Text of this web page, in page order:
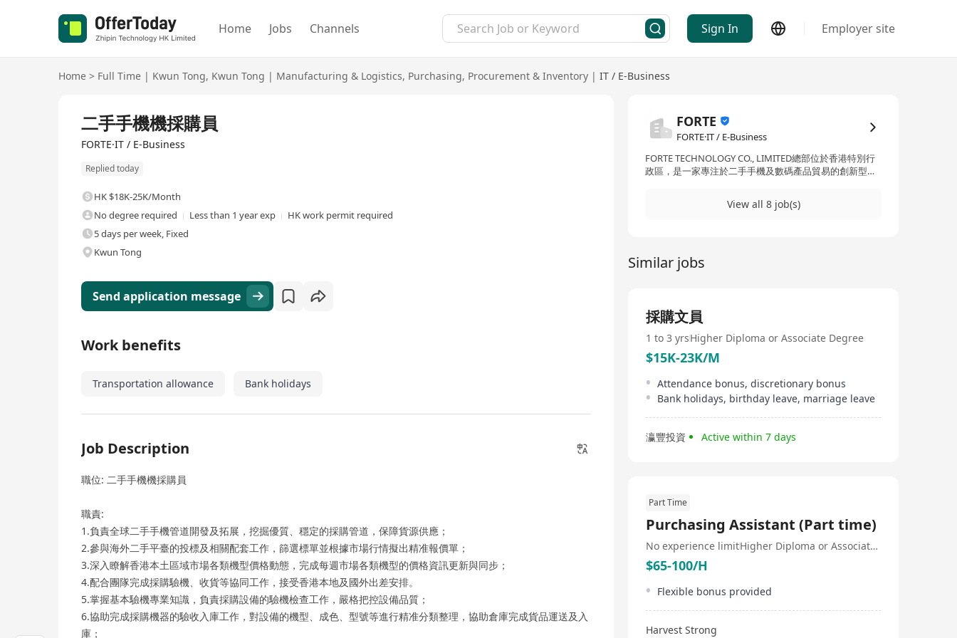
Home Jobs Channels Sign In Employer site
Home > Full Time | Kwun Tong, Kwun Tong | Manufacturing & Logistics, Purchasing, Procurement & Inventory | IT / E-Business
二手手機機採購員
FORTE·IT / E-Business
Replied today
HK $18K-25K/Month
No degree required
Less than 1 year exp
HK work permit required
5 days per week, Fixed
Kwun Tong
Send application message
Work benefits
Transportation allowance Bank holidays
Job Description
職位: 二手手機機採購員
職責:
1.負責全球二手手機管道開發及拓展，挖掘優質、穩定的採購管道，保障貨源供應；
2.參與海外二手平臺的投標及相關配套工作，篩選標單並根據市場行情擬出精准報價單；
3.深入瞭解香港本土區域市場各類機型價格動態，完成每週市場各類機型的價格資訊更新與同步；
4.配合團隊完成採購驗機、收貨等協同工作，接受香港本地及國外出差安排。
5.掌握基本驗機專業知識，負責採購設備的驗機檢查工作，嚴格把控設備品質；
6.協助完成採購機器的驗收入庫工作，對設備的機型、成色、型號等進行精准分類整理，協助倉庫完成貨品運送及入
庫；
FORTE
FORTE·IT / E-Business
FORTE TECHNOLOGY CO., LIMITED總部位於香港特別行
政區，是一家專注於二手手機及數碼產品貿易的創新型企
比的翻新手機、配件及智慧設備，同時為合作夥伴打造高
造經濟價值。我們以透明化的價格體系、穩定的貨源供應
和高效的服務回應贏得市場信賴。 面向未來，FORTE
新應用，致力於成為全球領先的二手手機貿易綜合服務
商。
View all 8 job(s)
Similar jobs
採購文員
1 to 3 yrsHigher Diploma or Associate Degree
$15K-23K/M
Attendance bonus, discretionary bonus
Bank holidays, birthday leave, marriage leave
瀛豐投資 Active within 7 days
Part Time
Purchasing Assistant (Part time)
No experience limit Higher Diploma or Associate Degree
$65-100/H
Flexible bonus provided
Harvest Strong